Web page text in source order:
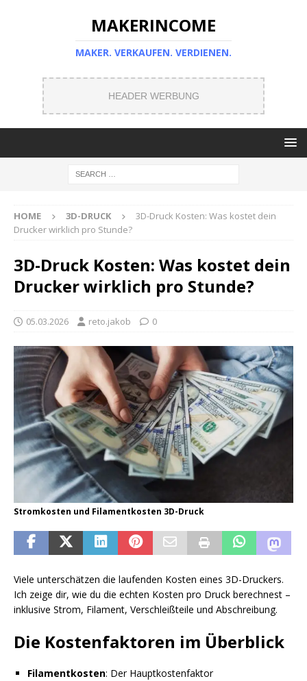
MAKERINCOME
MAKER. VERKAUFEN. VERDIENEN.
HEADER WERBUNG
HOME 3D-DRUCK
3D-Druck Kosten: Was kostet dein
Drucker wirklich pro Stunde?
3D-Druck Kosten: Was kostet dein
Drucker wirklich pro Stunde?
05.03.2026 reto.jakob 0
Stromkosten und Filamentkosten 3D-Druck
Viele unterschätzen die laufenden Kosten eines 3D-Druckers.
Ich zeige dir, wie du die echten Kosten pro Druck berechnest –
inklusive Strom, Filament, Verschleißteile und Abschreibung.
Die Kostenfaktoren im Überblick
Filamentkosten: Der Hauptkostenfaktor